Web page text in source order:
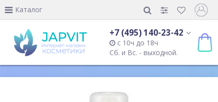
Каталог
+7 (495) 140-23-42
с 10ч до 18ч
Сб. и Вс. - выходной.